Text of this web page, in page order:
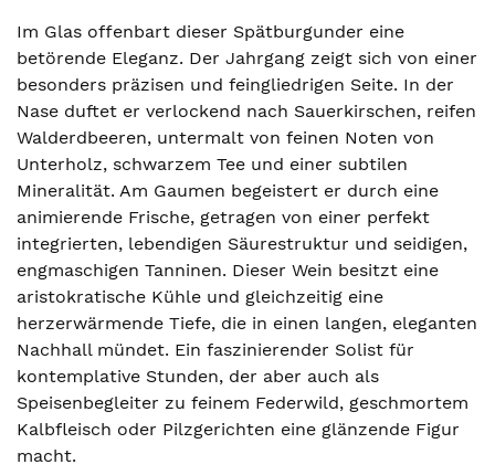
Im Glas offenbart dieser Spätburgunder eine
betörende Eleganz. Der Jahrgang zeigt sich von einer
besonders präzisen und feingliedrigen Seite. In der
Nase duftet er verlockend nach Sauerkirschen, reifen
Walderdbeeren, untermalt von feinen Noten von
Unterholz, schwarzem Tee und einer subtilen
Mineralität. Am Gaumen begeistert er durch eine
animierende Frische, getragen von einer perfekt
integrierten, lebendigen Säurestruktur und seidigen,
engmaschigen Tanninen. Dieser Wein besitzt eine
aristokratische Kühle und gleichzeitig eine
herzerwärmende Tiefe, die in einen langen, eleganten
Nachhall mündet. Ein faszinierender Solist für
kontemplative Stunden, der aber auch als
Speisenbegleiter zu feinem Federwild, geschmortem
Kalbfleisch oder Pilzgerichten eine glänzende Figur
macht.